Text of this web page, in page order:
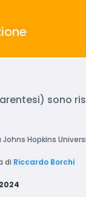
sono
Hopkins
di Riccardo Borchi